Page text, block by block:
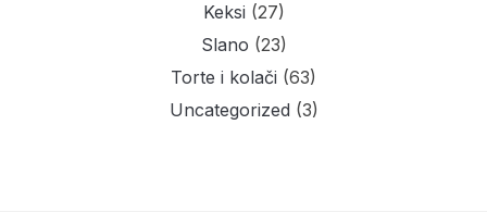
Keksi (27)
Slano (23)
Torte i kolači (63)
Uncategorized (3)